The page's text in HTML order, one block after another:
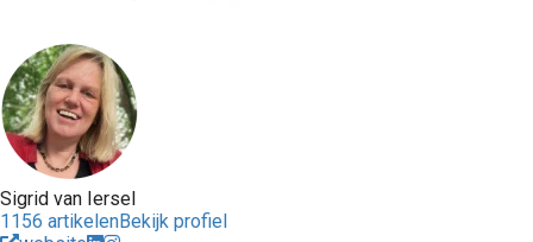
Sigrid van Iersel
1156 artikelenBekijk profiel